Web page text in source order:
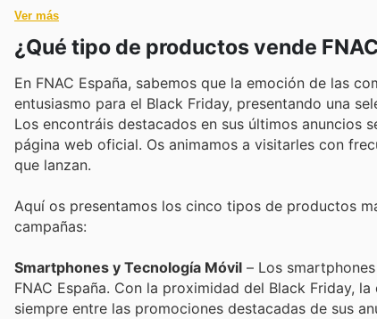
Ver más
¿Qué tipo de productos vende
En FNAC España, sabemos que la emoción de las
entusiasmo para el Black Friday, presentando una
Los encontráis destacados en sus últimos anuncios
página web oficial. Os animamos a visitarles con
que lanzan.
Aquí os presentamos los cinco tipos de productos
campañas:
Smartphones y Tecnología Móvil – Los
FNAC España. Con la proximidad del Black Friday,
siempre entre las promociones destacadas de sus